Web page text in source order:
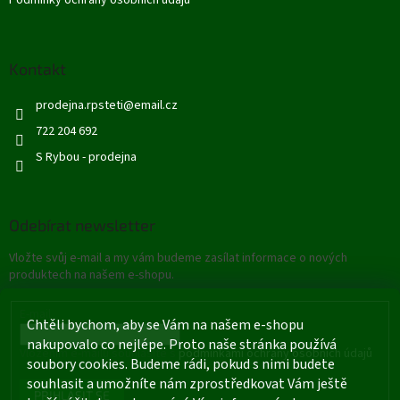
Chtěli bychom, aby se Vám na našem e-shopu
nakupovalo co nejlépe. Proto naše stránka používá
soubory cookies. Budeme rádi, pokud s nimi budete
souhlasit a umožníte nám zprostředkovat Vám ještě
Kontakt
prodejna.rpsteti@email.cz
722 204 692
S Rybou - prodejna
Odebírat newsletter
Vložte svůj e-mail a my vám budeme zasílat informace o nových
produktech na našem e-shopu.
Vložením e-mailu souhlasíte s podmínkami ochrany osobních údajů
PŘIHLÁSIT SE